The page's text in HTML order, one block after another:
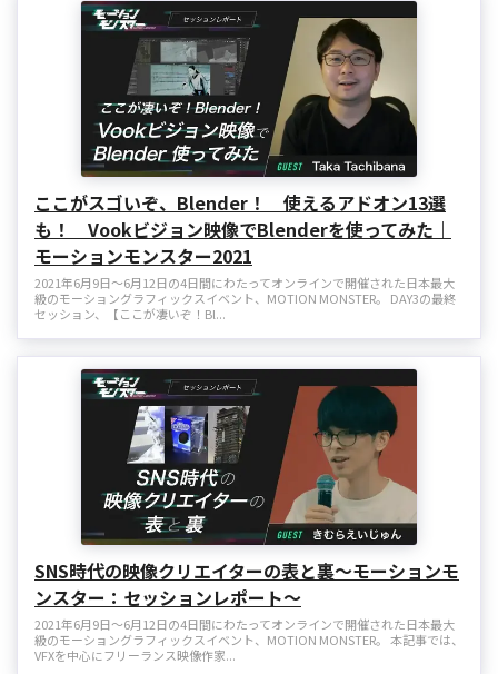
ここがスゴいぞ、Blender！ 使えるアドオン13選
も！ Vookビジョン映像でBlenderを使ってみた｜
モーションモンスター2021
2021年6月9日～6月12日の4日間にわたってオンラインで開催された日本最大
級のモーショングラフィックスイベント、MOTION MONSTER。 DAY3の最終
セッション、【ここが凄いぞ！Bl...
SNS時代の映像クリエイターの表と裏～モーションモ
ンスター：セッションレポート～
2021年6月9日～6月12日の4日間にわたってオンラインで開催された日本最大
級のモーショングラフィックスイベント、MOTION MONSTER。 本記事では、
VFXを中心にフリーランス映像作家...